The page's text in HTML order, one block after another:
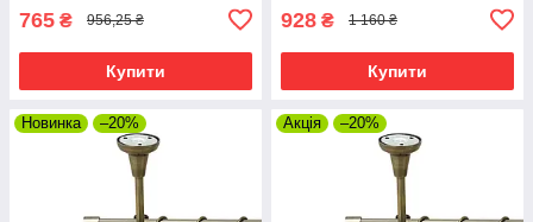
765 ₴ 956,25 ₴
Купити
928 ₴ 1 160 ₴
Купити
Новинка –20% Акція –20%